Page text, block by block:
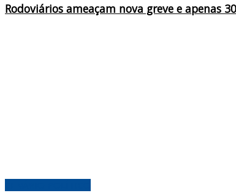
Rodoviários ameaçam nova greve e apenas